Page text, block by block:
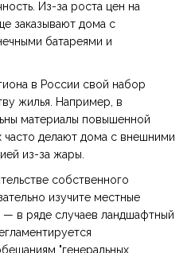
Из-за роста цен на
заказывают дома с
батареями и
в России свой набор
жилья. Например, в
материалы повышенной
делают дома с внешними
из-за жары.
собственного
изучите местные
— в ряде случаев ландшафтный
"генеральных